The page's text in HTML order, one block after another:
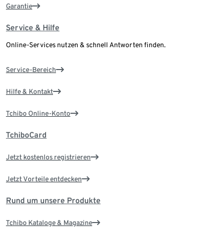
Garantie
Service & Hilfe
Online-Services nutzen & schnell Antworten finden.
Service-Bereich
Hilfe & Kontakt
Tchibo Online-Konto
TchiboCard
Jetzt kostenlos registrieren
Jetzt Vorteile entdecken
Rund um unsere Produkte
Tchibo Kataloge & Magazine